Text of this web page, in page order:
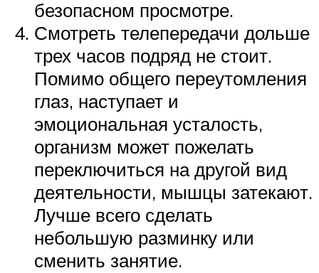
безопасном просмотре.
Смотреть телепередачи дольше
трех часов подряд не стоит.
Помимо общего переутомления
глаз, наступает и
эмоциональная усталость,
организм может пожелать
переключиться на другой вид
деятельности, мышцы затекают.
Лучше всего сделать
небольшую разминку или
сменить занятие.